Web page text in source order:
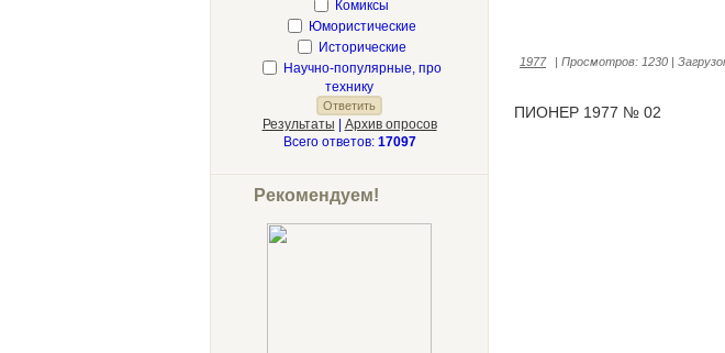
Комиксы
Юмористические
Исторические
Научно-популярные, про
технику
Результаты
Архив опросов
Всего ответов: 17097
Рекомендуем!
1977 | Просмотров: 1230 |
ПИОНЕР 1977 № 02